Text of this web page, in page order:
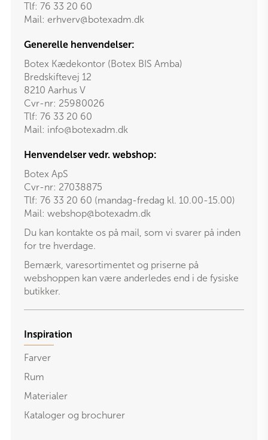
Tlf: 76 33 20 60
Mail: erhverv@botexadm.dk
Generelle henvendelser:
Botex Kædekontor (Botex BIS Amba)
Bredskiftevej 12
8210 Aarhus V
Cvr-nr: 25980026
Tlf: 76 33 20 60
Mail: info@botexadm.dk
Henvendelser vedr. webshop:
Botex ApS
Cvr-nr: 27038875
Tlf: 76 33 20 60 (mandag-fredag kl. 10.00-15.00)
Mail: webshop@botexadm.dk
Du kan kontakte os på mail, som vi svarer på inden
for tre hverdage.
Bemærk, varesortimentet og priserne på
webshoppen kan være anderledes end i de fysiske
butikker.
Inspiration
Farver
Rum
Materialer
Kataloger og brochurer